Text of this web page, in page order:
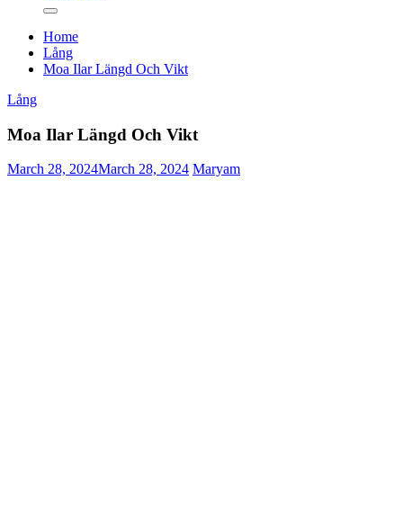
Home
Lång
Moa Ilar Längd Och Vikt
Lång
Moa Ilar Längd Och Vikt
March 28, 2024March 28, 2024 Maryam